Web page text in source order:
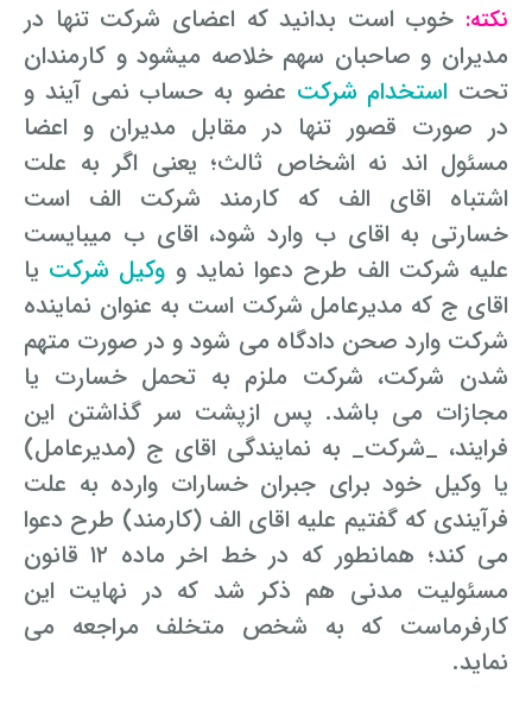
نکته: خوب است بدانید که اعضای شرکت تنها در
مدیران و صاحبان سهم خلاصه میشود و کارمندان
تحت استخدام شرکت عضو به حساب نمی آیند و
در صورت قصور تنها در مقابل مدیران و اعضا
مسئول اند نه اشخاص ثالث؛ یعنی اگر به علت
اشتباه اقای الف که کارمند شرکت الف است
خسارتی به اقای ب وارد شود، اقای ب میبایست
علیه شرکت الف طرح دعوا نماید و وکیل شرکت یا
اقای ج که مدیرعامل شرکت است به عنوان نماینده
شرکت وارد صحن دادگاه می شود و در صورت متهم
شدن شرکت، شرکت ملزم به تحمل خسارت یا
مجازات می باشد. پس ازپشت سر گذاشتن این
فرایند، _شرکت_ به نمایندگی اقای ج (مدیرعامل)
یا وکیل خود برای جبران خسارات وارده به علت
فرآیندی که گفتیم علیه اقای الف (کارمند) طرح دعوا
می کند؛ همانطور که در خط اخر ماده ۱۲ قانون
مسئولیت مدنی هم ذکر شد که در نهایت این
کارفرماست که به شخص متخلف مراجعه می
نماید.